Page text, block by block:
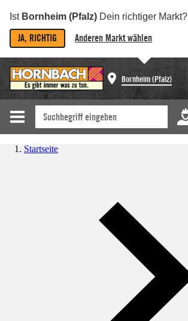
Ist Bornheim (Pfalz) Dein richtiger Markt?
JA, RICHTIG Anderen Markt wählen
Bornheim (Pfalz)
Startseite